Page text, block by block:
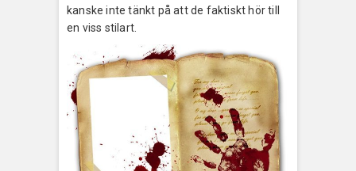
kanske inte tänkt på att de faktiskt hör till
en viss stilart.